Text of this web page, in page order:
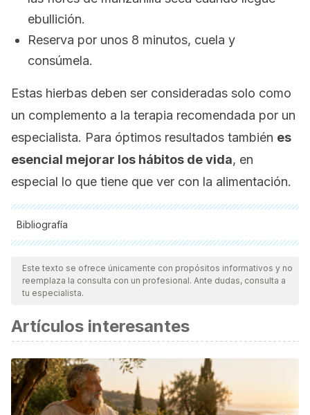
ebullición.
Reserva por unos 8 minutos, cuela y
consúmela.
Estas hierbas deben ser consideradas solo como
un complemento a la terapia recomendada por un
especialista. Para óptimos resultados también es
esencial mejorar los hábitos de vida, en
especial lo que tiene que ver con la alimentación.
Bibliografía
Todas las fuentes citadas fueron revisadas a profundidad por
nuestro equipo, para asegurar su calidad, confiabilidad,
vigencia y validez.La bibliografía de este artículo fue
científica.
Arthritis. (n.d.).
ncbi.nlm.nih.gov/pubmedhealth/PMHT0024677/
Arthritis [Fact sheet]. (2017).
cdc.gov/chronicdisease/resources/publications/aag/
Este texto se ofrece únicamente con propósitos informativos y no
reemplaza la consulta con un profesional. Ante dudas, consulta a
tu especialista.
Artículos interesantes